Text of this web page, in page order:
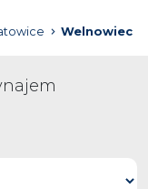
Welnowiec